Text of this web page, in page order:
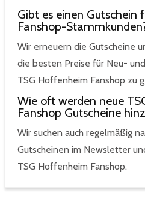
Gibt es einen Gutschein
Fanshop-
Wir erneuern die Gutscheine
die besten Preise für Neu-
TSG Hoffenheim Fanshop zu
Wie oft werden neue
Fanshop Gutscheine
Wir suchen auch regelmäßig
Gutscheinen im Newsletter
TSG Hoffenheim Fanshop.